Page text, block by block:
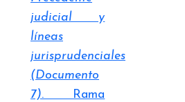
judicial y
líneas
jurisprudenciales
(Documento
7). Rama